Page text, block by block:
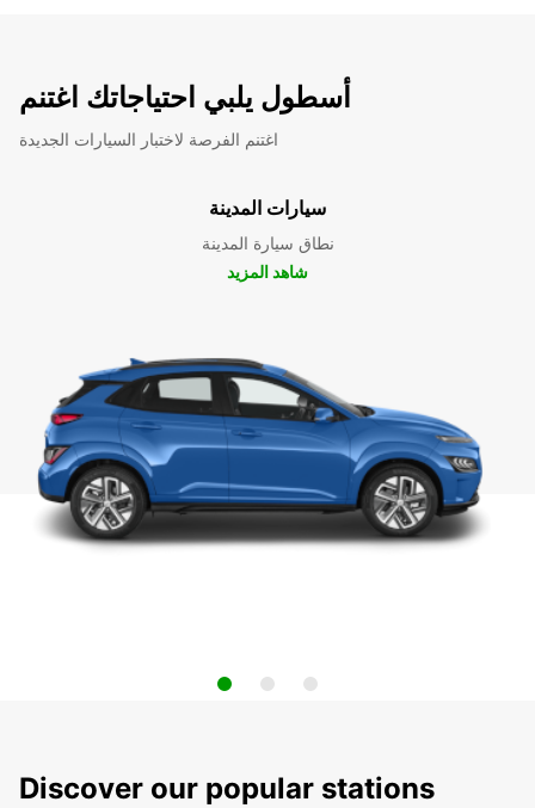
أسطول يلبي احتياجاتك اغتنم
اغتنم الفرصة لاختبار السيارات الجديدة
سيارات المدينة
نطاق سيارة المدينة
شاهد المزيد
Discover our popular stations